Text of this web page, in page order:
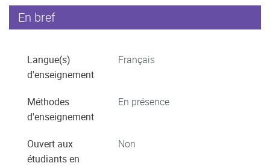
En bref
Langue(s)
d'enseignement
Français
Méthodes
d'enseignement
En présence
Ouvert aux
étudiants en
Non